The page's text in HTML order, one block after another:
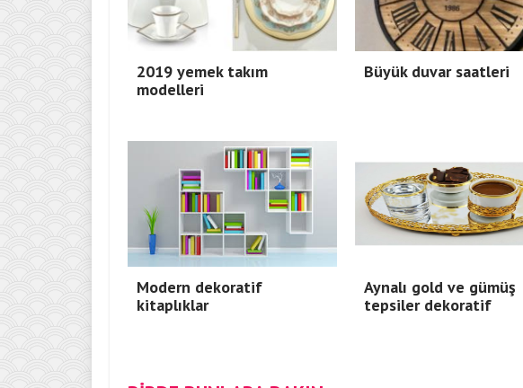
2019 yemek takım
modelleri
Büyük duvar saatleri
Modern dekoratif
kitaplıklar
Aynalı gold ve gümüş
tepsiler dekoratif